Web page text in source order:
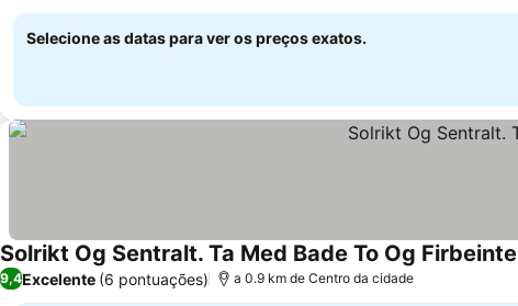
Selecione as datas para ver os preços exatos.
Solrikt Og Sentralt. Ta Med Bade To Og Firbeinte
9,4Excelente (6 pontuações) a 0.9 km de Centro da cidade